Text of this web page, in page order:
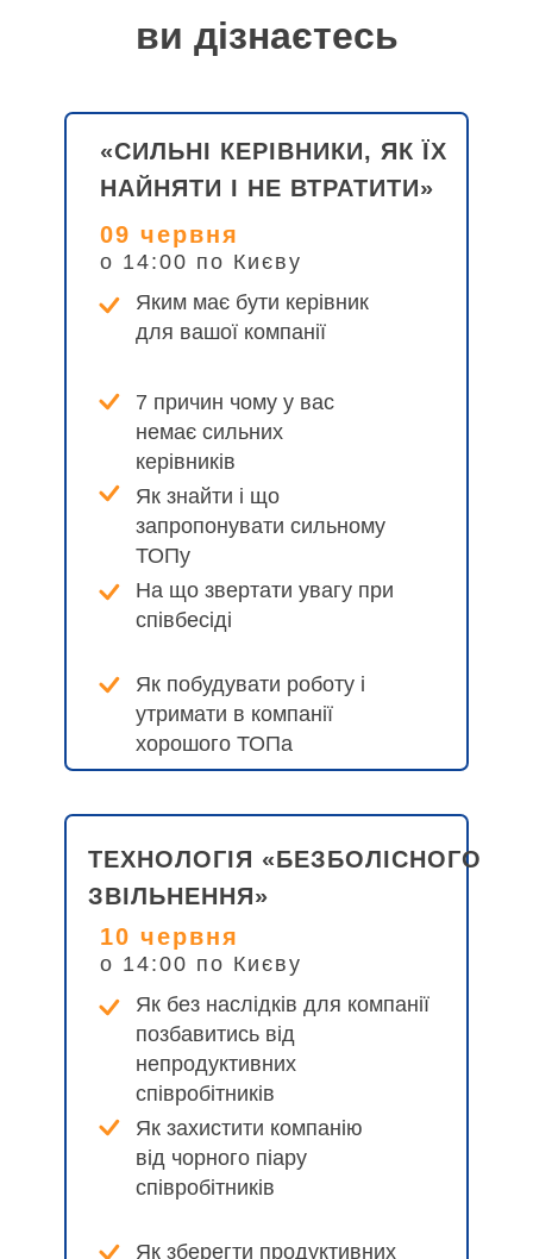
ви дізнаєтесь
«СИЛЬНІ КЕРІВНИКИ, ЯК ЇХ
НАЙНЯТИ І НЕ ВТРАТИТИ»
09 червня
о 14:00 по Києву
Яким має бути керівник
для вашої компанії
7 причин чому у вас
немає сильних
керівників
На що звертати увагу при
співбесіді
Як побудувати роботу і
утримати в компанії
хорошого ТОПа
Як знайти і що
запропонувати сильному
ТОПу
ТЕХНОЛОГІЯ «БЕЗБОЛІСНОГО
ЗВІЛЬНЕННЯ»
10 червня
о 14:00 по Києву
Як без наслідків для компанії
позбавитись від
непродуктивних
співробітників
Як захистити компанію
від чорного піару
співробітників
Як зберегти продуктивних